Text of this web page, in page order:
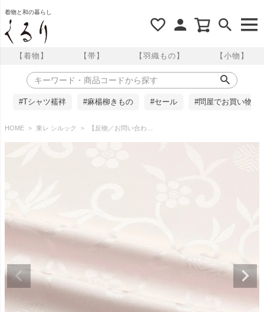
着物と和の暮らし
【着物】 【帯】 【羽織もの】 【小物】
#Tシャツ襦袢 #麻楊柳きもの #セール #問屋でお買い物
HOME 東レ シルック 【反物／お問い合わせ商品】東レシルック 長襦袢